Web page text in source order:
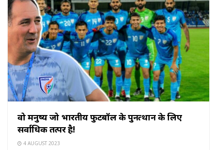
वो मनुष्य जो भारतीय फुटबॉल के पुनरुत्थान के लिए
सर्वाधिक तत्पर है!
4 AUGUST 2023